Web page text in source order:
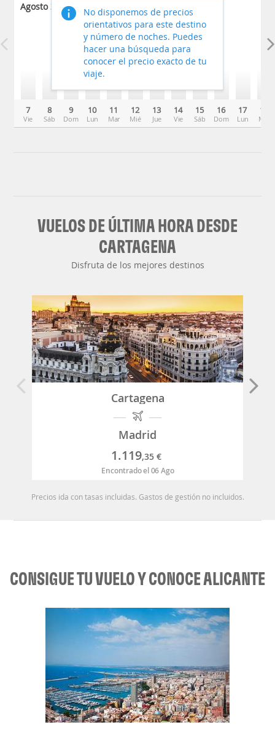
Agosto 2026
7
Vie
8
Sáb
9
Dom
10
Lun
11
Mar
12
Mié
13
Jue
14
Vie
15
Sáb
16
Dom
17
Lun
18
Mar
No disponemos de precios
orientativos para este destino
y número de noches. Puedes
hacer una búsqueda para
conocer el precio exacto de tu
viaje.
VUELOS DE ÚLTIMA HORA DESDE
CARTAGENA
Disfruta de los mejores destinos
Cartagena
Madrid
1.119,35 €
Encontrado el 06 Ago
Precios ida con tasas incluidas. Gastos de gestión no incluidos.
CONSIGUE TU VUELO Y CONOCE ALICANTE